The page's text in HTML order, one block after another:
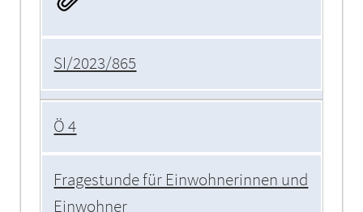
SI/2023/865
Ö 4
Fragestunde für Einwohnerinnen und
Einwohner